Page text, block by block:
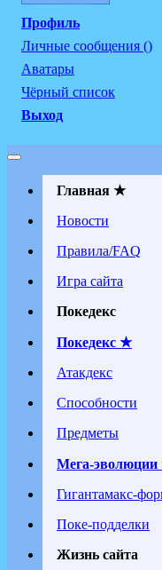
Профиль
Личные сообщения ()
Аватары
Чёрный список
Выход
Главная ★
Новости
Правила/FAQ
Игра сайта
Покедекс
Покедекс ★
Атакдекс
Способности
Предметы
Мега-
Гигантамакс-
Поке-подделки
Жизнь сайта